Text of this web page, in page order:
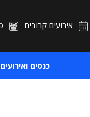
אירועים קרובים
כנסים ואירועים